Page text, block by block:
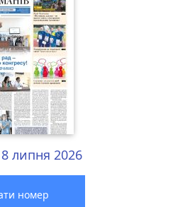
липня 2026
номер